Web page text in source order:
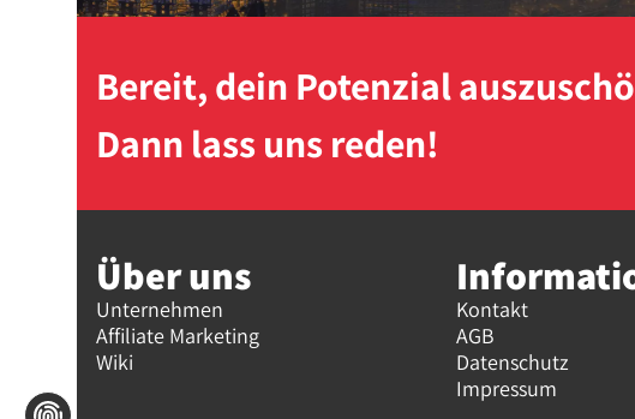
Bereit, dein Potenzial
Dann lass uns reden!
Über uns
Unternehmen
Affiliate Marketing
Wiki
Kontakt
AGB
Datenschutz
Impressum